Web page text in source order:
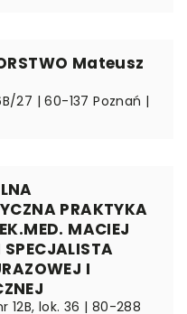
Mateusz
27 | 60-137 Poznań |
PRAKTYKA
MACIEJ
I
12B, lok. 36 | 80-288